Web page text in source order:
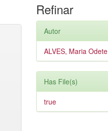
Refinar
Autor
ALVES, Maria Odete
Has File(s)
true